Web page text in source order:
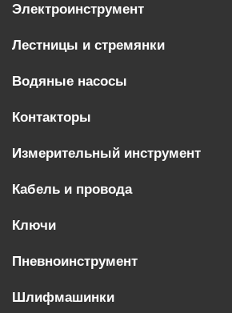
Электроинструмент
Лестницы и стремянки
Водяные насосы
Контакторы
Измерительный инструмент
Кабель и провода
Ключи
Пневноинструмент
Шлифмашинки